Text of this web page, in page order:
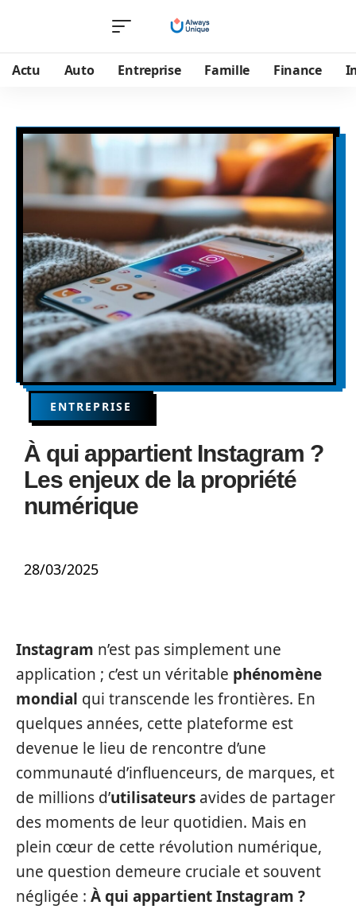
Actu Auto Entreprise Famille Finance
ENTREPRISE
À qui appartient Instagram ?
Les enjeux de la propriété
numérique
28/03/2025
Instagram n’est pas simplement une
application ; c’est un véritable phénomène
mondial qui transcende les frontières. En
quelques années, cette plateforme est
devenue le lieu de rencontre d’une
communauté d’influenceurs, de marques, et
de millions d’utilisateurs avides de partager
des moments de leur quotidien. Mais en
plein cœur de cette révolution numérique,
une question demeure cruciale et souvent
négligée : À qui appartient Instagram ?